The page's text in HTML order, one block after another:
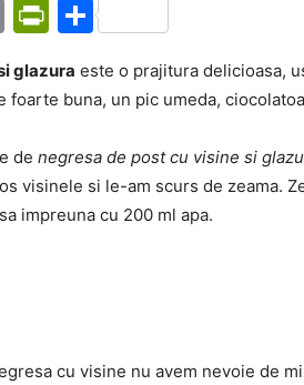
Mail
PrintPrintFriendly
Partajează
glazura este o prajitura delicioasa,
foarte buna, un pic umeda,
de negresa de post cu visine si
visinele si le-am scurs de zeama.
impreuna cu 200 ml apa.
cu visine nu avem nevoie de